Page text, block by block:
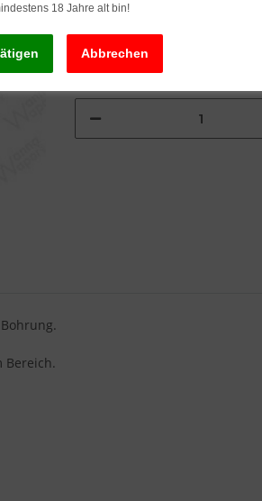
Lieferzeit:2 - 3 Werktage
Bereich.
18 Jahre alt bin!